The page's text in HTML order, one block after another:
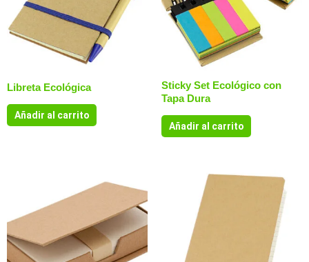
Libreta Ecológica
Añadir al carrito
Sticky Set Ecológico con
Tapa Dura
Añadir al carrito